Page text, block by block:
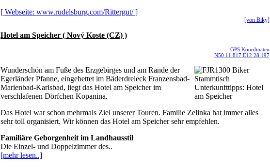
[ Webseite: www.rudelsburg.com/Rittergut/ ]
[von Biky]
Hotel am Speicher ( Nový Koste (CZ) )
GPS Koordinaten
N50 11.817 E12 28.197
Wunderschön am Fuße des Erzgebirges und am Rande der
Egerländer Pfanne, eingebettet im Bäderdreieck Franzensbad-
Marienbad-Karlsbad, liegt das Hotel am Speicher im
verschlafenen Dörfchen Kopanina.
Das Hotel war schon mehrmals Ziel unserer Touren. Familie Zelinka hat immer alles
sehr toll organisiert. Wir können das Hotel am Speicher sehr empfehlen.
Familiäre Geborgenheit im Landhausstil
Die Einzel- und Doppelzimmer des..
[mehr lesen..]